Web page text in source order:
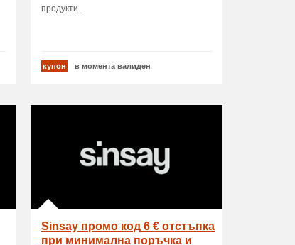
продукти.
купон в момента валиден
Sinsay промо код 6 € отстъпка
при минимална поръчка и